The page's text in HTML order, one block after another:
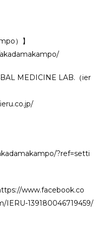
）】
MEDICINE LAB.（ier
?ref=setti
www.facebook.co
IERU-139180046719459/